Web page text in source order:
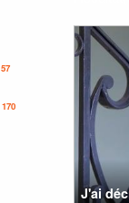
57
170
J'ai